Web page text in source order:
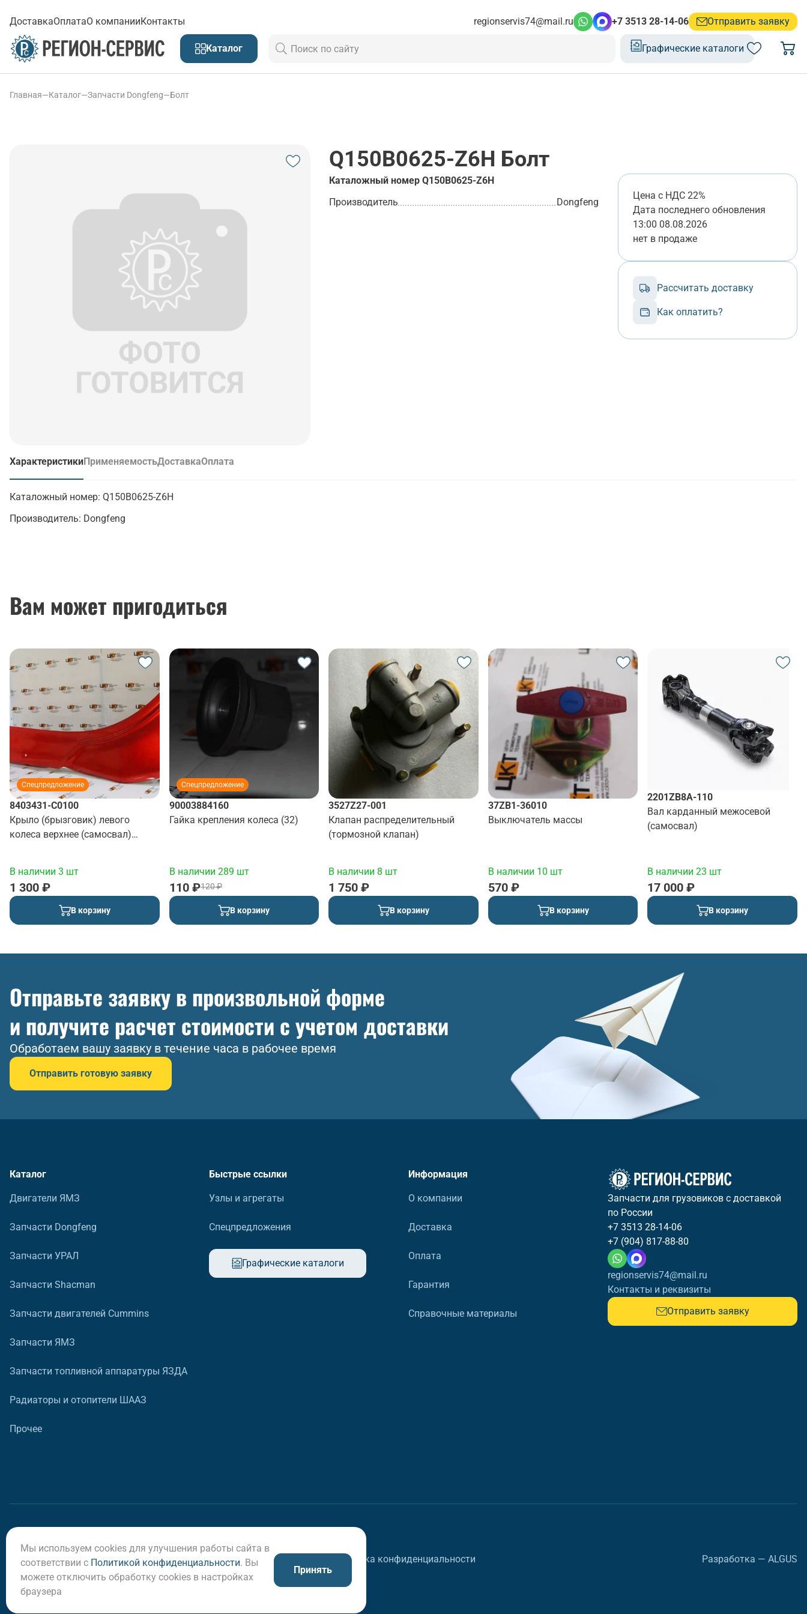
ДоставкаОплатаО компанииКонтакты regionservis74@mail.ru +7 3513 28-14-06 Отправить заявку
Каталог Графические каталоги
Главная—Каталог—Запчасти Dongfeng—Болт
Q150B0625-Z6H Болт
Каталожный номер Q150B0625-Z6H
Производитель
Dongfeng
Цена с НДС 22%
Дата последнего обновления
13:00 08.08.2026
нет в продаже
Рассчитать доставку
Как оплатить?
Характеристики
(активная вкладка)
ПрименяемостьДоставкаОплата
Каталожный номер: Q150B0625-Z6H
Производитель: Dongfeng
Вам может пригодиться
Спецпредложение
8403431-C0100
Крыло (брызговик) левого
колеса верхнее (самосвал)
В наличии 3 шт
1 300 ₽
В корзину
Спецпредложение
90003884160
Гайка крепления колеса (32)
В наличии 289 шт
120 ₽
110 ₽
В корзину
3527Z27-001
Клапан распределительный
(тормозной клапан)
В наличии 8 шт
1 750 ₽
В корзину
37ZB1-36010
Выключатель массы
В наличии 10 шт
570 ₽
В корзину
2201ZB8A-110
Вал карданный межосевой
(самосвал)
В наличии 23 шт
17 000 ₽
В корзину
Отправьте заявку в произвольной форме
и получите расчет стоимости с учетом доставки
Обработаем вашу заявку в течение часа в рабочее время
Отправить готовую заявку
Каталог
Двигатели ЯМЗ
Запчасти Dongfeng
Запчасти УРАЛ
Запчасти Shacman
Запчасти двигателей Cummins
Запчасти ЯМЗ
Запчасти топливной аппаратуры ЯЗДА
Радиаторы и отопители ШААЗ
Прочее
Быстрые ссылки
Узлы и агрегаты
Спецпредложения
Графические каталоги
Информация
О компании
Доставка
Оплата
Гарантия
Справочные материалы
Запчасти для грузовиков с доставкой
по России
+7 3513 28-14-06
+7 (904) 817-88-80
regionservis74@mail.ru
Контакты и реквизиты
Отправить заявку
© ООО «Регион-Сервис», 2026 Политика конфиденциальности Разработка — ALGUS
Мы используем cookies для улучшения работы сайта в
соответствии с Политикой конфиденциальности. Вы
можете отключить обработку cookies в настройках
браузера
Принять